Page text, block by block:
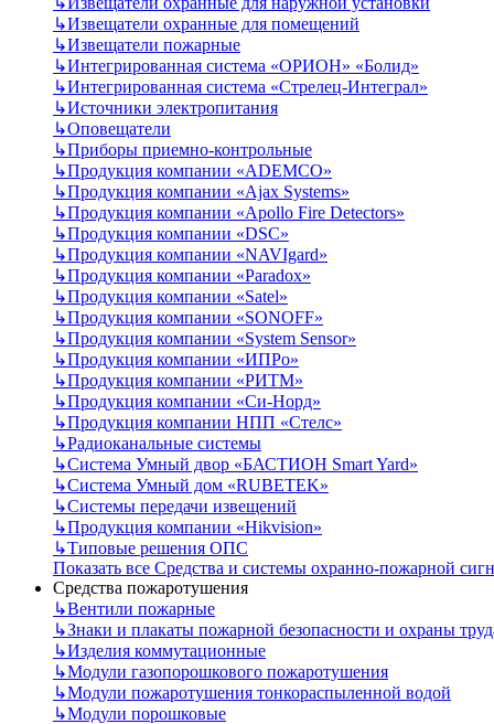
↳Извещатели охранные для помещений
↳Извещатели пожарные
↳Интегрированная система «ОРИОН» «Болид»
↳Интегрированная система «Стрелец-Интеграл»
↳Источники электропитания
↳Оповещатели
↳Приборы приемно-контрольные
↳Продукция компании «ADEMCO»
↳Продукция компании «Ajax Systems»
↳Продукция компании «Apollo Fire Detectors»
↳Продукция компании «DSC»
↳Продукция компании «NAVIgard»
↳Продукция компании «Paradox»
↳Продукция компании «Satel»
↳Продукция компании «SONOFF»
↳Продукция компании «System Sensor»
↳Продукция компании «ИПРо»
↳Продукция компании «РИТМ»
↳Продукция компании «Си-Норд»
↳Продукция компании НПП «Стелс»
↳Радиоканальные системы
↳Система Умный двор «БАСТИОН Smart Yard»
↳Система Умный дом «RUBETEK»
↳Системы передачи извещений
↳Продукция компании «Hikvision»
↳Типовые решения ОПС
Показать все Средства и системы охранно-пожарной
Средства пожаротушения
↳Вентили пожарные
↳Знаки и плакаты пожарной безопасности и охраны
↳Изделия коммутационные
↳Модули газопорошкового пожаротушения
↳Модули пожаротушения тонкораспыленной водой
↳Модули порошковые